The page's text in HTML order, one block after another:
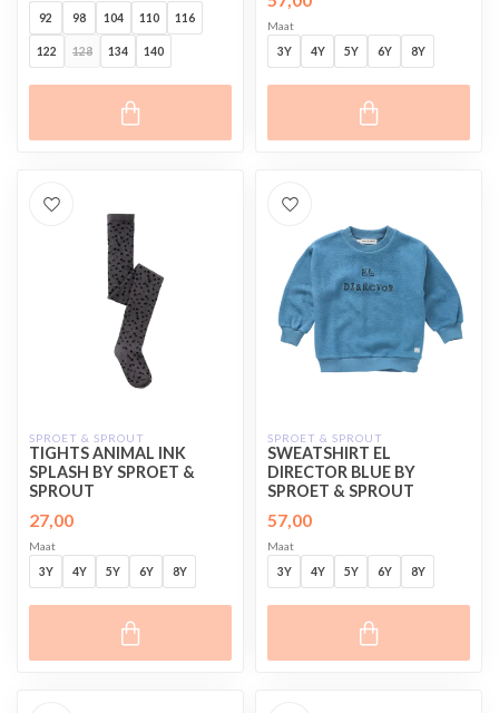
92
98 104 110 116
122 128 134 140
Maat
3Y
4Y 5Y 6Y 8Y
SPROET & SPROUT
TIGHTS ANIMAL INK
SPLASH BY SPROET &
SPROUT
27,00
Maat
3Y
4Y 5Y 6Y 8Y
SPROET & SPROUT
SWEATSHIRT EL
DIRECTOR BLUE BY
SPROET & SPROUT
57,00
Maat
3Y
4Y 5Y 6Y 8Y